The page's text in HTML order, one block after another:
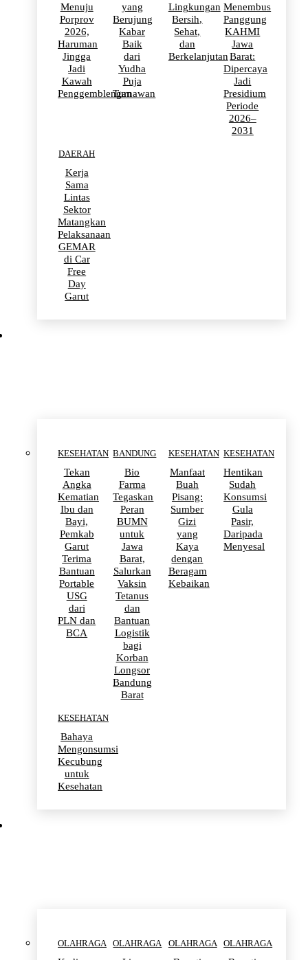
Menuju
Porprov
2026,
Haruman
Jingga
Jadi
Kawah
Penggemblengan
yang
Berujung
Kabar
Baik
dari
Yudha
Puja
Turnawan
Lingkungan
Bersih,
Sehat,
dan
Berkelanjutan
Menembus
Panggung
KAHMI
Jawa
Barat:
Dipercaya
Jadi
Presidium
Periode
2026–
2031
DAERAH
Kerja
Sama
Lintas
Sektor
Matangkan
Pelaksanaan
GEMAR
di Car
Free
Day
Garut
KESEHATAN
Tekan
Angka
Kematian
Ibu dan
Bayi,
Pemkab
Garut
Terima
Bantuan
Portable
USG
dari
PLN dan
BCA
BANDUNG
Bio
Farma
Tegaskan
Peran
BUMN
untuk
Jawa
Barat,
Salurkan
Vaksin
Tetanus
dan
Bantuan
Logistik
bagi
Korban
Longsor
Bandung
Barat
KESEHATAN
Manfaat
Buah
Pisang:
Sumber
Gizi
yang
Kaya
dengan
Beragam
Kebaikan
KESEHATAN
Hentikan
Sudah
Konsumsi
Gula
Pasir,
Daripada
Menyesal
KESEHATAN
Bahaya
Mengonsumsi
Kecubung
untuk
Kesehatan
OLAHRAGA OLAHRAGA OLAHRAGA OLAHRAGA